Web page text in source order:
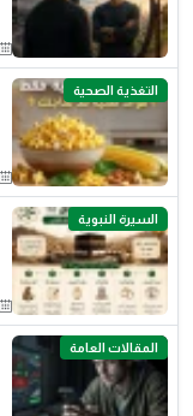
التغذية الصحية
السيرة النبوية
المقالات العامة